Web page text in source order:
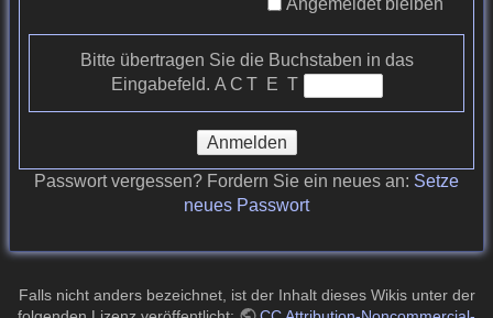
Bitte übertragen Sie die Buchstaben in das
Eingabefeld. A C T E T
Anmelden
Passwort vergessen? Fordern Sie ein neues an: Setze
neues Passwort
Falls nicht anders bezeichnet, ist der Inhalt dieses Wikis unter der